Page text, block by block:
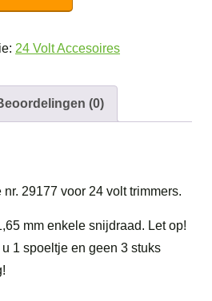
24 Volt Accesoires
(0)
29177 voor 24 volt trimmers.
mm enkele snijdraad. Let op!
1 spoeltje en geen 3 stuks